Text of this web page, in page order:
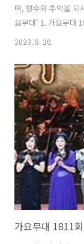
며, 향수와 추억을 되
요무대' 1. 가요무대
1812회 일시 : 2023
윤, 희승연, 김세환,
1812회 출연진 및 곡
최예진 장보윤 희승
김상희 - 즐거운 아
(원곡자..
2023. 8. 20.